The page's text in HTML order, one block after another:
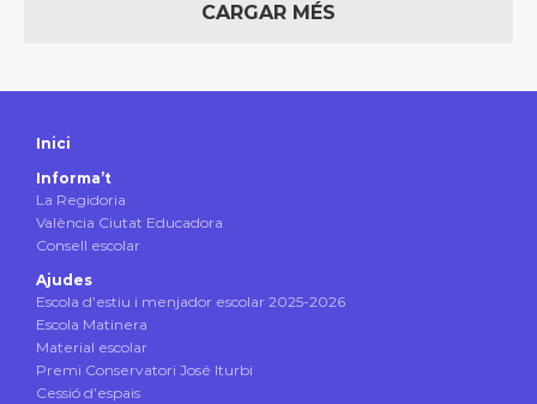
CARGAR MÉS
Inici
Informa’t
La Regidoria
València Ciutat Educadora
Consell escolar
Ajudes
Escola d’estiu i menjador escolar 2025-2026
Escola Matinera
Material escolar
Premi Conservatori José Iturbi
Cessió d’espais